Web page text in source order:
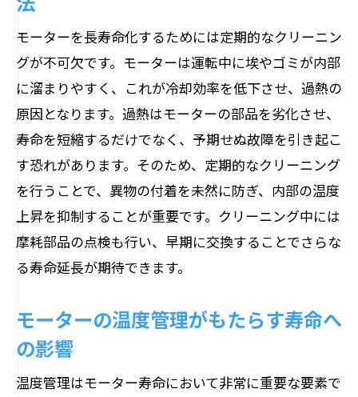
持続可能なモーター運用のための具体的なメ
ンテナンス手法
エネルギー効率を高める運用ガイドライ
ン
再生可能資源を活用したメンテナンスの
実践
長期的視点での資源管理とリサイクル
持続可能性を考慮した部品選定の基準
環境に配慮したオペレーションの展開
た施策
モーターのパフォーマンスを維持するための
注意すべきポイント
モーターを長寿命化するためには定期的なクリーニン
グが不可欠です。モーターは運転中に埃やゴミが内部
に溜まりやすく、これが冷却効率を低下させ、過熱の
原因となります。過熱はモーターの部品を劣化させ、
寿命を短縮するだけでなく、予期せぬ故障を引き起こ
す恐れがあります。そのため、定期的なクリーニング
を行うことで、異物の付着を未然に防ぎ、内部の温度
上昇を抑制することが重要です。クリーニング中には
摩耗部品の点検も行い、早期に交換することでさらな
る寿命延長が期待できます。
モーターの温度管理がもたらす寿命へ
の影響
温度管理はモーター寿命において非常に重要な要素で